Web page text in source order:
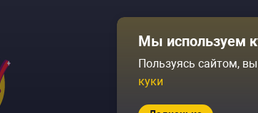
Площадки
Архив событий
Мы используем
Пользуясь сайтом,
куки